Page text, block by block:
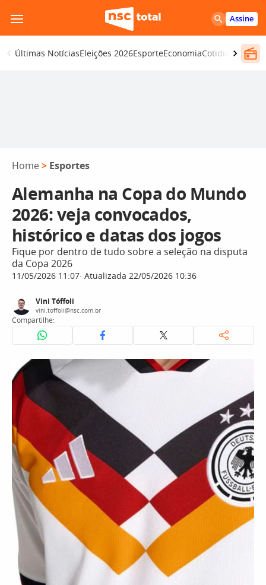
para
o
conteúdo
Assine
Últimas NotíciasEleições 2026EsporteEconomiaCotidiano
Home > Esportes
Alemanha na Copa do Mundo
2026: veja convocados,
histórico e datas dos jogos
Fique por dentro de tudo sobre a seleção na disputa
da Copa 2026
11/05/2026 11:07 Atualizada 22/05/2026 10:36
Vini Tóffoli
vini.toffoli@nsc.com.br
Compartilhe: